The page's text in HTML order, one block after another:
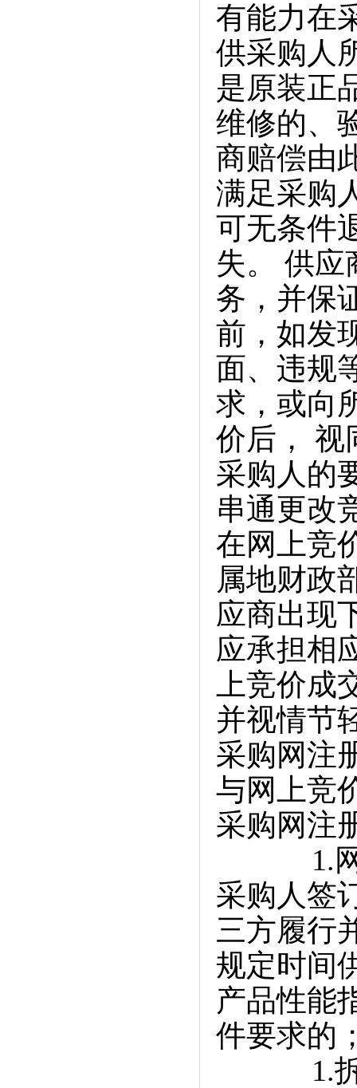
有能力在
供采购人
是原装正
维修的、
商赔偿由
满足采购
可无条件
失。 供应
务，并保
前，如发
面、违规
求，或向
价后， 视
采购人的
串通更改
在网上竞
属地财政
应商出现
应承担相
上竞价
并视情节
采购网注
与网上竞
采购网注
1.网上
采购人签
三方履行
规定时间
产品性能
件要求的
1.拆换